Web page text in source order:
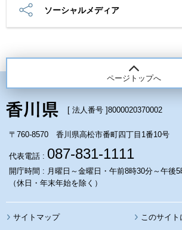
ソーシャルメディア
ページトップへ
[ 法人番号 ]8000020370002
〒760-8570 香川県高松市番町四丁目1番10号
代表電話 : 087-831-1111
開庁時間 : 月曜日～金曜日・午前8時30分～午後5
（休日・年末年始を除く）
サイトマップ このサイ